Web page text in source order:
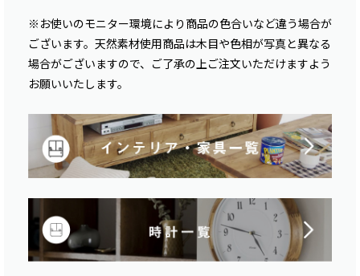
※お使いのモニター環境により商品の色合いなど違う場合が
ございます。天然素材使用商品は木目や色相が写真と異なる
場合がございますので、ご了承の上ご注文いただけますよう
お願いいたします。